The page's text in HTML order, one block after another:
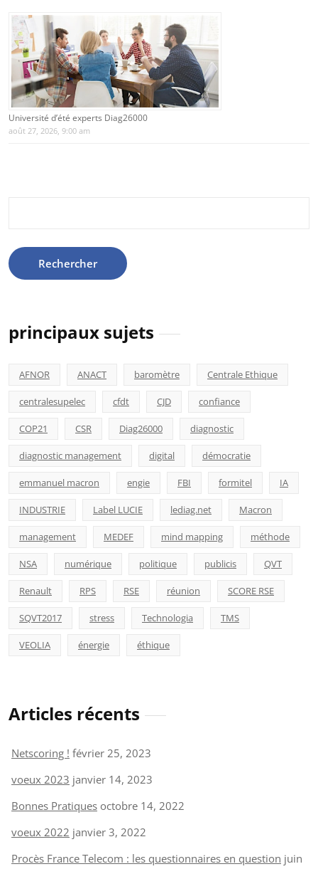
Université d’été experts Diag26000
août 27, 2026, 9:00 am
principaux sujets
AFNOR ANACT baromètre Centrale Ethique
centralesupelec cfdt CJD confiance
COP21 CSR Diag26000 diagnostic
diagnostic management digital démocratie
emmanuel macron engie FBI formitel IA
INDUSTRIE Label LUCIE lediag.net Macron
management MEDEF mind mapping méthode
NSA numérique politique publicis QVT
Renault RPS RSE réunion SCORE RSE
SQVT2017 stress Technologia TMS
VEOLIA énergie éthique
Articles récents
Netscoring ! février 25, 2023
voeux 2023 janvier 14, 2023
Bonnes Pratiques octobre 14, 2022
voeux 2022 janvier 3, 2022
Procès France Telecom : les questionnaires en question juin